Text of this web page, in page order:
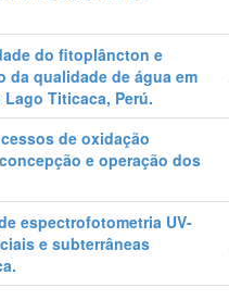
do fitoplâncton e
da qualidade de água em
Titicaca, Perú.
de oxidação
e operação dos
espectrofotometria UV-
e subterrâneas